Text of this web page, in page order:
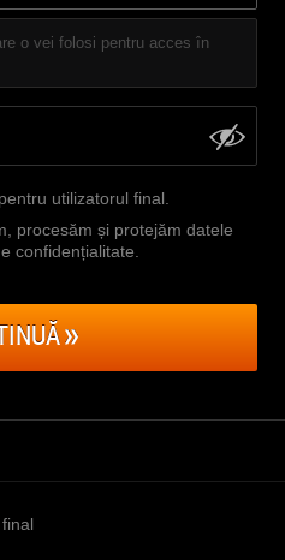
o vei folosi pentru acces în
utilizatorul final
procesăm și protejăm datele
confidențialitate